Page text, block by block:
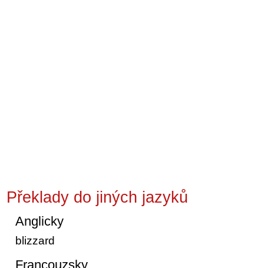
Překlady do jiných jazyků
Anglicky
blizzard
Francouzsky